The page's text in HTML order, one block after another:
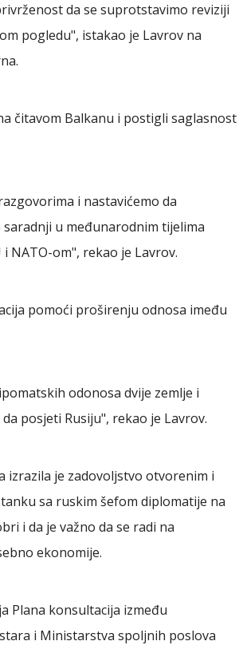
da se suprotstavimo reviziji
pogledu", istakao je Lavrov na
čitavom Balkanu i postigli saglasnost
i nastavićemo da
u međunarodnim tijelima
NATO-om", rekao je Lavrov.
pomoći proširenju odnosa imeđu
odonosa dvije zemlje i
posjeti Rusiju", rekao je Lavrov.
je zadovoljstvo otvorenim i
sa ruskim šefom diplomatije na
i da je važno da se radi na
ekonomije.
Plana konsultacija između
i Ministarstva spoljnih poslova